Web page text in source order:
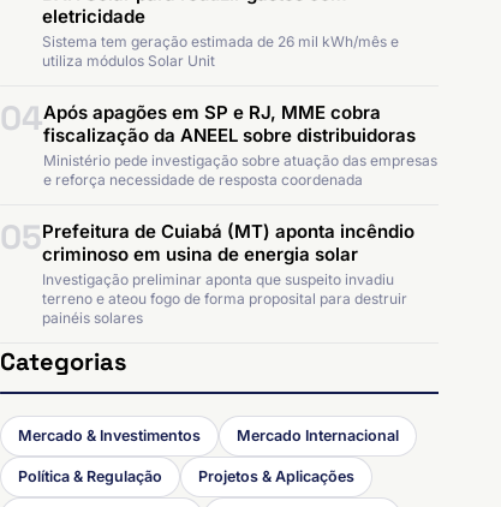
eletricidade
Sistema tem geração estimada de 26 mil kWh/mês e
utiliza módulos Solar Unit
04Após apagões em SP e RJ, MME cobra
fiscalização da ANEEL sobre distribuidoras
Ministério pede investigação sobre atuação das empresas
e reforça necessidade de resposta coordenada
05Prefeitura de Cuiabá (MT) aponta incêndio
criminoso em usina de energia solar
Investigação preliminar aponta que suspeito invadiu
terreno e ateou fogo de forma proposital para destruir
painéis solares
Categorias
Mercado & Investimentos Mercado Internacional
Política & Regulação Projetos & Aplicações